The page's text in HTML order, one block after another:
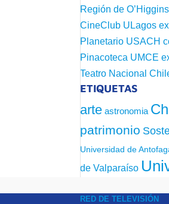
Región de
CineClub ULagos
Planetario USACH
Pinacoteca UMCE
Teatro Nacional
ETIQUETAS
arte astronomia
patrimonio
Universidad de
de Valparaíso
RED DE TELEVISIÓN